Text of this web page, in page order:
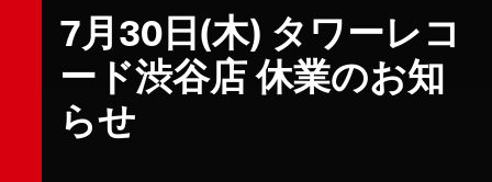
7月30日(木) タワーレコ
ード渋谷店 休業のお知
らせ